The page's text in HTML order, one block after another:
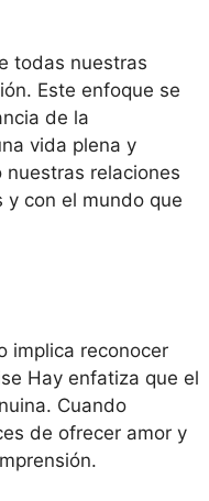
todas nuestras
Este enfoque se
de la
vida plena y
relaciones
y con el mundo que
implica reconocer
Hay enfatiza que el
Cuando
de ofrecer amor y